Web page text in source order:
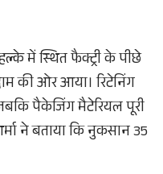
में स्थित फैक्ट्री के पीछे
की ओर आया। रिटेनिंग
पैकेजिंग मैटेरियल पूरी
ने बताया कि नुकसान 35